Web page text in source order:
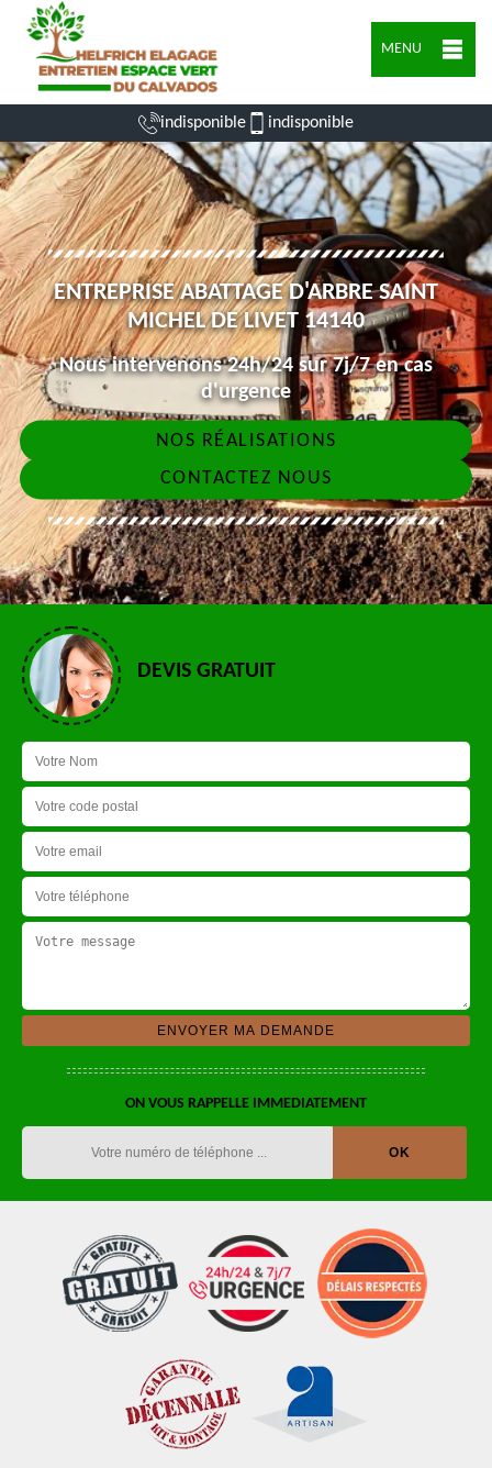
MENU
indisponible indisponible
ENTREPRISE ABATTAGE D'ARBRE SAINT
MICHEL DE LIVET 14140
Nous intervenons 24h/24 sur 7j/7 en cas
d'urgence
NOS RÉALISATIONS
CONTACTEZ NOUS
DEVIS GRATUIT
ON VOUS RAPPELLE IMMEDIATEMENT